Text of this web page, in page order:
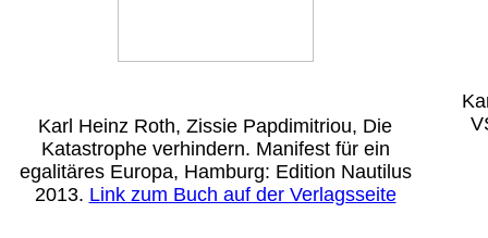
Karl Heinz Roth, Zissie Papdimitriou, Die
Katastrophe verhindern. Manifest für ein
egalitäres Europa, Hamburg: Edition Nautilus
2013. Link zum Buch auf der Verlagsseite